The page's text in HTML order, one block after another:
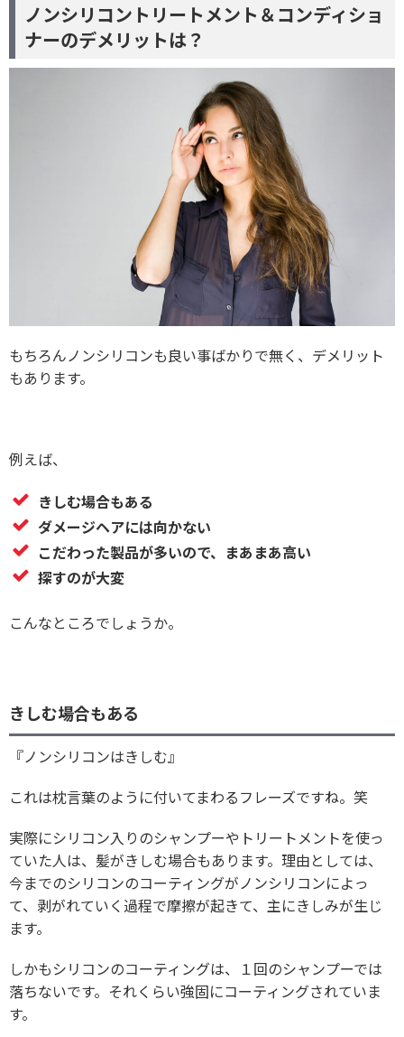
ノンシリコントリートメント＆コンディショ
ナーのデメリットは？
もちろんノンシリコンも良い事ばかりで無く、デメリット
もあります。
例えば、
きしむ場合もある
ダメージヘアには向かない
こだわった製品が多いので、まあまあ高い
探すのが大変
こんなところでしょうか。
きしむ場合もある
『ノンシリコンはきしむ』
これは枕言葉のように付いてまわるフレーズですね。笑
実際にシリコン入りのシャンプーやトリートメントを使っ
ていた人は、髪がきしむ場合もあります。理由としては、
今までのシリコンのコーティングがノンシリコンによっ
て、剥がれていく過程で摩擦が起きて、主にきしみが生じ
ます。
しかもシリコンのコーティングは、１回のシャンプーでは
落ちないです。それくらい強固にコーティングされていま
す。